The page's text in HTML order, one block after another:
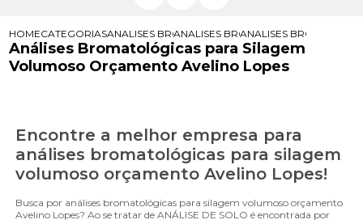
HOMECATEGORIASANALISES BROMATOLOGICAS
ANALISES BROMATOLOGICAS DE
ANALISES
Análises Bromatológicas para Silagem
Volumoso Orçamento Avelino Lopes
Encontre a melhor empresa para
análises bromatológicas para silagem
volumoso orçamento Avelino Lopes!
Busca por análises bromatológicas para silagem volumoso orçamento
Avelino Lopes? Ao se tratar de ANÁLISE DE SOLO é encontrada por